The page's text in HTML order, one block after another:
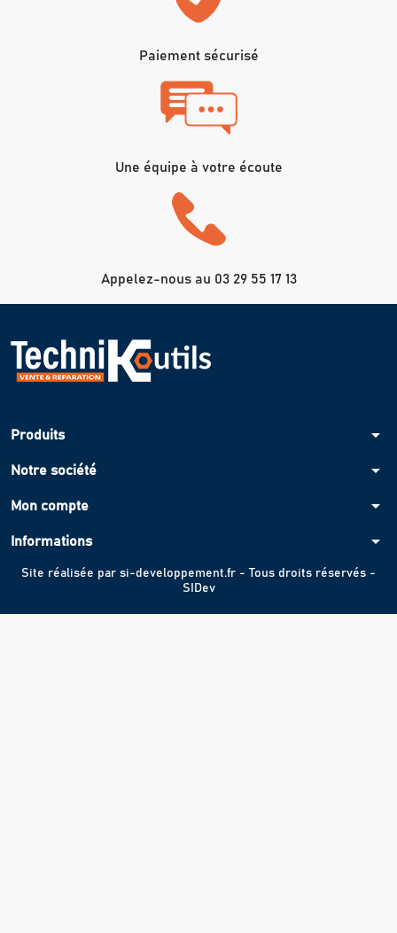
Paiement sécurisé
Une équipe à votre écoute
Appelez-nous au 03 29 55 17 13
Produits arrow_drop_down
Notre société arrow_drop_down
Mon compte arrow_drop_down
Informations arrow_drop_down
Site réalisée par si-developpement.fr - Tous droits réservés -
SIDev